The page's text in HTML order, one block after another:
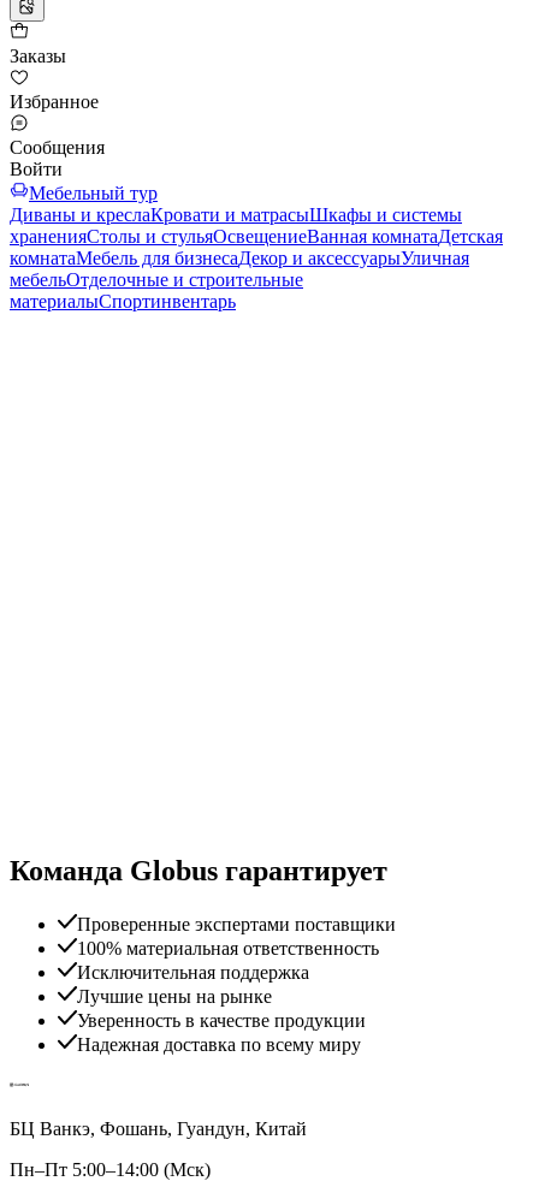
Заказы
Избранное
Сообщения
Войти
Мебельный тур
Диваны и креслаКровати и матрасыШкафы и системы
храненияСтолы и стульяОсвещениеВанная комнатаДетская
комнатаМебель для бизнесаДекор и аксессуарыУличная
мебельОтделочные и строительные
материалыСпортинвентарь
Команда Globus гарантирует
Проверенные экспертами поставщики
100% материальная ответственность
Исключительная поддержка
Лучшие цены на рынке
Уверенность в качестве продукции
Надежная доставка по всему миру
БЦ Ванкэ, Фошань, Гуандун, Китай
Пн–Пт 5:00–14:00 (Мск)